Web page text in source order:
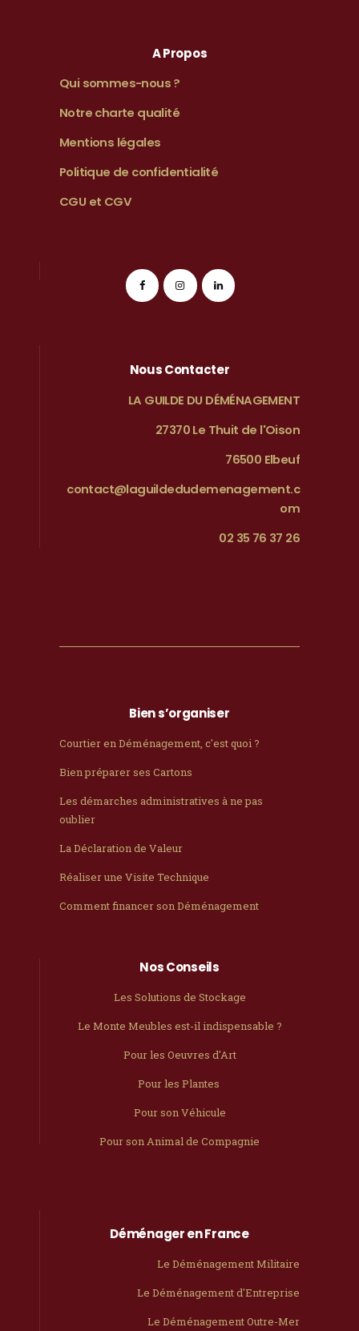
A Propos
Qui sommes-nous ?
Notre charte qualité
Mentions légales
Politique de confidentialité
CGU et CGV
Nous Contacter
LA GUILDE DU DÉMÉNAGEMENT
27370 Le Thuit de l'Oison
76500 Elbeuf
contact@laguildedudemenagement.c
om
02 35 76 37 26
Bien s’organiser
Courtier en Déménagement, c'est quoi ?
Bien préparer ses Cartons
Les démarches administratives à ne pas
oublier
La Déclaration de Valeur
Réaliser une Visite Technique
Comment financer son Déménagement
Nos Conseils
Les Solutions de Stockage
Le Monte Meubles est-il indispensable ?
Pour les Oeuvres d'Art
Pour les Plantes
Pour son Véhicule
Pour son Animal de Compagnie
Déménager en France
Le Déménagement Militaire
Le Déménagement d'Entreprise
Le Déménagement Outre-Mer